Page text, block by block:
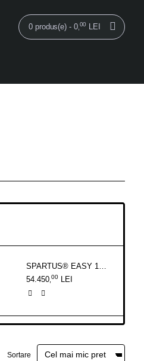
0 produs(e) - 0, 00 LEI
54.450 00 LEI
Sortare